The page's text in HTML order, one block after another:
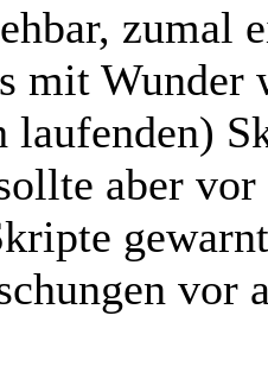
zumal
mit Wunder
aber
vor